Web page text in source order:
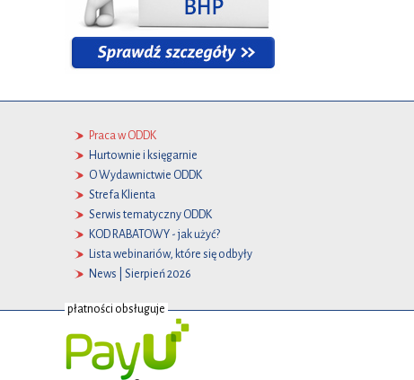
Praca w ODDK
Hurtownie i księgarnie
O Wydawnictwie ODDK
Strefa Klienta
Serwis tematyczny ODDK
KOD RABATOWY - jak użyć?
Lista webinariów, które się odbyły
News | Sierpień 2026
płatności obsługuje